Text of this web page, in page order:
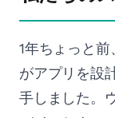
1年ちょっと
がアプリを設
手しました。